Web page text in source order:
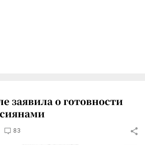
заявила о готовности
83